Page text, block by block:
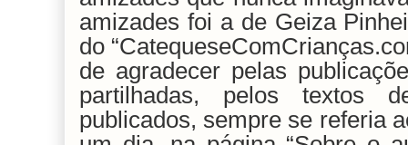
amizades foi a de Geiza
do
de agradecer pelas
partilhadas, pelos textos
publicados, sempre se referia